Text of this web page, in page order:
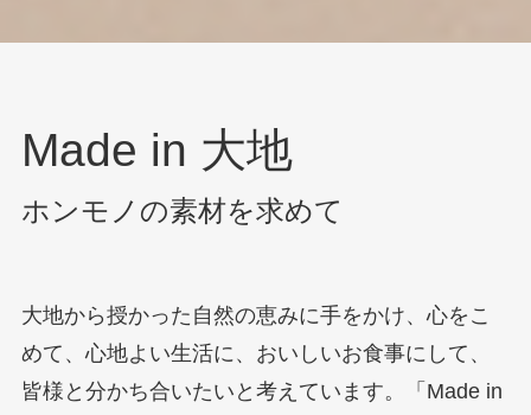
Made in ⼤地
ホンモノの素材を求めて
大地から授かった自然の恵みに手をかけ、心をこ
めて、心地よい生活に、おいしいお食事にして、
皆様と分かち合いたいと考えています。「Made in